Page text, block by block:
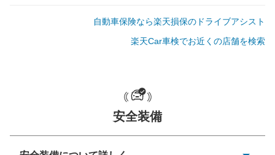
スター、ハイエースワゴン、デリ
一般的な荷物のサイズの目安
自動車保険なら楽天損保のドライブアシスト
楽天Car車検でお近くの店舗を検索
安全装備